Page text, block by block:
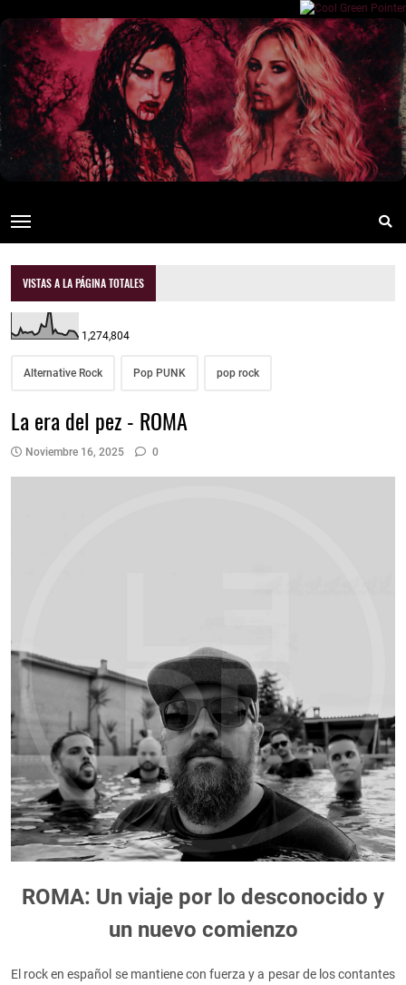
VISTAS A LA PÁGINA TOTALES
1,274,804
Alternative Rock Pop PUNK pop rock
La era del pez - ROMA
Noviembre 16, 2025 0
ROMA: Un viaje por lo desconocido y
un nuevo comienzo
El rock en español se mantiene con fuerza y a pesar de los contantes